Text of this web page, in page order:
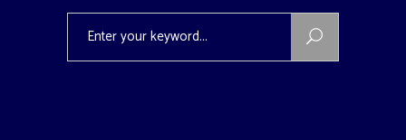
for: